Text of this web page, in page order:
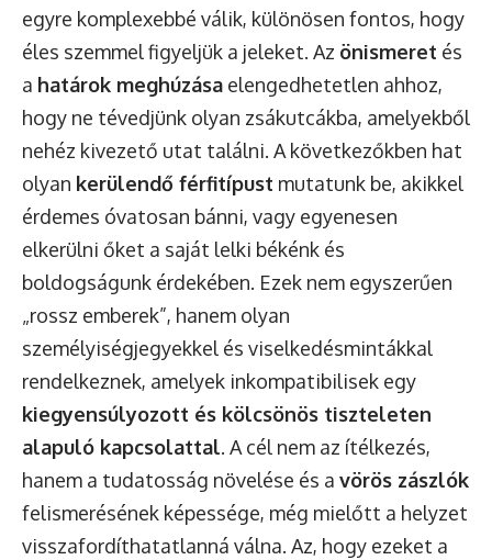
egyre komplexebbé válik, különösen fontos, hogy
éles szemmel figyeljük a jeleket. Az önismeret és
a határok meghúzása elengedhetetlen ahhoz,
hogy ne tévedjünk olyan zsákutcákba, amelyekből
nehéz kivezető utat találni. A következőkben hat
olyan kerülendő férfitípust mutatunk be, akikkel
érdemes óvatosan bánni, vagy egyenesen
elkerülni őket a saját lelki békénk és
boldogságunk érdekében. Ezek nem egyszerűen
„rossz emberek”, hanem olyan
személyiségjegyekkel és viselkedésmintákkal
rendelkeznek, amelyek inkompatibilisek egy
kiegyensúlyozott és kölcsönös tiszteleten
alapuló kapcsolattal. A cél nem az ítélkezés,
hanem a tudatosság növelése és a vörös zászlók
felismerésének képessége, még mielőtt a helyzet
visszafordíthatatlanná válna. Az, hogy ezeket a